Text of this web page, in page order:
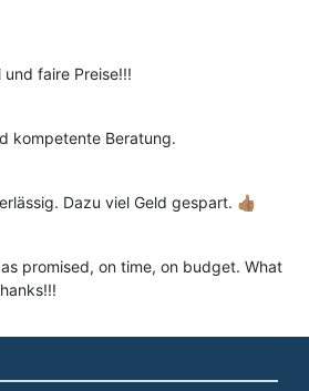
faire Preise!!!
kompetente Beratung.
Dazu viel Geld gespart. 👍🏽
promised, on time, on budget. What